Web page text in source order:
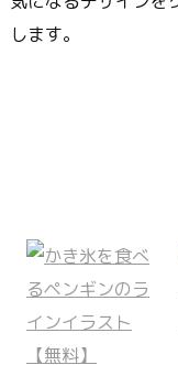
します。